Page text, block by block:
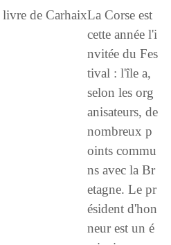
La Corse est
cette année l'i
nvitée du Fes
tival : l'île a,
selon les org
anisateurs, de
nombreux p
oints commu
ns avec la Br
etagne. Le pr
ésident d'hon
neur est un é